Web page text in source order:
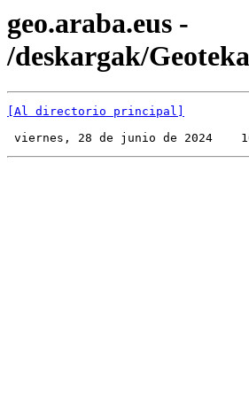
geo.araba.eus -
/deskargak/
[Al directorio principal]
viernes, 28 de junio de 2024